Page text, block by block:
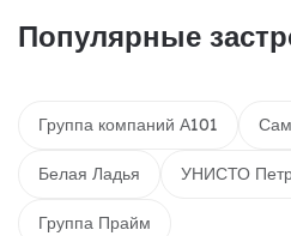
Популярные
Группа компаний А101
Белая Ладья УНИСТО
Группа Прайм